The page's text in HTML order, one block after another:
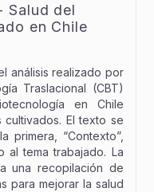
Salud del
en Chile
análisis realizado por
Traslacional (CBT)
en Chile
El texto se
primera, “Contexto”,
al tema trabajado. La
una recopilación de
para mejorar la salud